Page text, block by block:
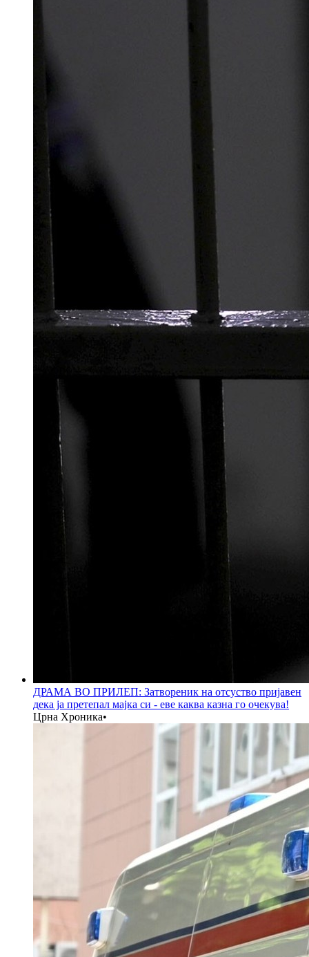
ДРАМА ВО ПРИЛЕП: Затвореник на отсуство пријавен
дека ја претепал мајка си - еве каква казна го очекува!
Црна Хроника•